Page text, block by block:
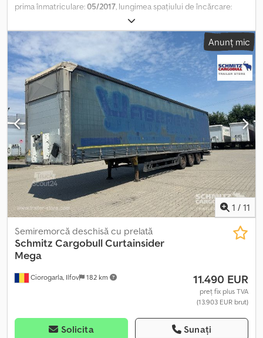
prima înmatriculare:05/2017 , lungimea spațiului de încărcare:
, lățimea spațiului de încărcare:
spațiu de încărcare:3.000 mm, volumul spațiului de încărcare:101
m³, suspensie: , dimensiunea anvelopei: 445/45 R19,5,
ampatament: 7.700 mm , culoare:albastru, An de fabricație:2017,
Dotări: ABS, Greutate proprie: 6770 kg, certificat DIN EN 12642
(cod XL), Zona de încărcare (L l H): 13.620 mm x 2.480 mm x 3.000
mm, Dimensiune anvelope: 445/45 R19.5, Volum zonă de încărcare:
101 m³, Axa 1: , Axa 2: , Axa 3: , Suspensie pneumatică, Bară
antirăsturnare spate, Sistem de frânare electronic EBS, Conectori
1x15 și 2x7 pini, Antispray, Găsiți o prezentare generală a tuturor
vehiculelor disponibile pe site-ul nostru. Finanțare necesară?
Oferim soluții de finanțare individuale, contracte de full service și
servicii telematice. Vă stăm la dispoziție pentru consultanță
personalizată. Crjdszqvwkspfx Al Nef
Anunț mic
1 / 11
Ciorogarla, Ilfov 182 km
Semiremorcă deschisă cu prelată
Schmitz CargobullCurtainsider
Mega
11.490 EUR
preț fix plus TVA
(13.903 EUR brut)
Solicita Sunați